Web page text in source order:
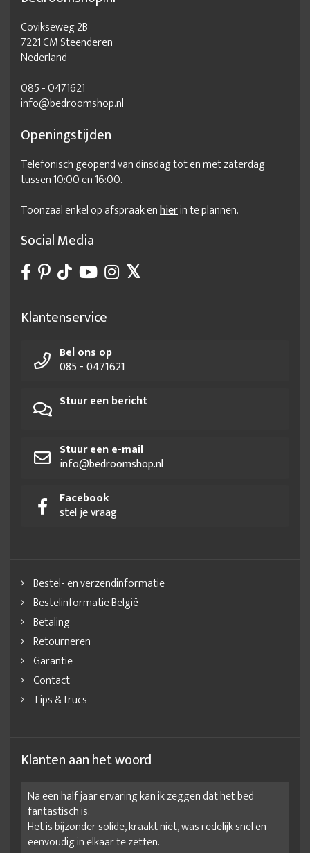
Elektrische lattenbodem 90x210
Houten lattenbodem
Lattenbodem 100x220
Lattenbodem 140
Lattenbodem 140x200
Lattenbodem 140x210
Lattenbodem 190x90
Lattenbodem 220
Lattenbodem 70x190
Lattenbodem 70x200
Lattenbodem 80x200 elektrisch
Lattenbodem 90x210
Losse lattenbodem
Matrasbodem
Verstelbare bedbodem
Verstelbare lattenbodem 140x200
Verstelbare lattenbodem 80x200
Verstelbare lattenbodem 90x200
Covikseweg 2B
7221 CM Steenderen
Nederland
085 - 0471621
info@bedroomshop.nl
Openingstijden
Telefonisch geopend van dinsdag tot en met zaterdag
tussen 10:00 en 16:00.
Toonzaal enkel op afspraak enhierin te plannen.
Social Media
Klantenservice
Bel ons op
085 - 0471621
Stuur een bericht
Stuur een e-mail
info@bedroomshop.nl
Facebook
stel je vraag
Bestel- en verzendinformatie
Bestelinformatie België
Betaling
Retourneren
Garantie
Contact
Tips & trucs
Klanten aan het woord
Na een half jaar ervaring kan ik zeggen dat het bed
fantastisch is.
Het is bijzonder solide, kraakt niet, was redelijk snel en
eenvoudig in elkaar te zetten.